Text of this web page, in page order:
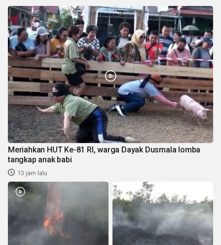
Meriahkan HUT Ke-81 RI, warga Dayak Dusmala lomba
tangkap anak babi
13 jam lalu